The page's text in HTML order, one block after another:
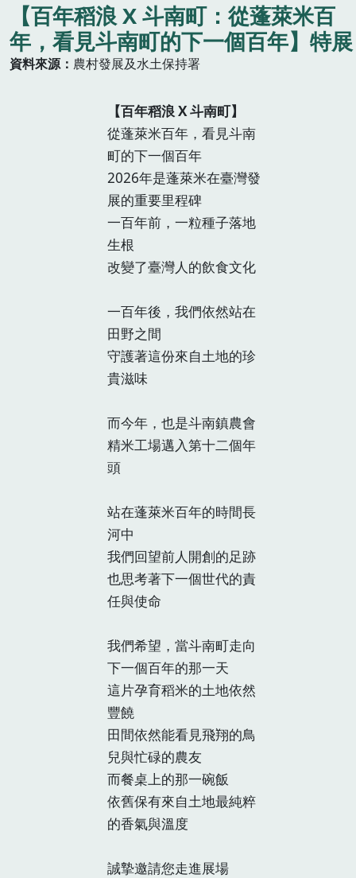
【百年​稻浪 X 斗南町：從蓬萊​米百
年，​看見​斗​南町​的​下一​個百年】特展
資料來源 農村發展及水土保持署
【百年稻浪 X 斗南町】
從蓬萊米百年，看見斗南
町的下一個百年
2026年是蓬萊米在臺灣發
展的重要里程碑
一百年前，一粒種子落地
生根
改變了臺灣人的飲食文化
一百年後，我們依然站在
田野之間
守護著這份來自土地的珍
貴滋味
而今年，也是斗南鎮農會
精米工場邁入第十二個年
頭
站在蓬萊米百年的時間長
河中
我們回望前人開創的足跡
也思考著下一個世代的責
任與使命
我們希望，當斗南町走向
下一個百年的那一天
這片孕育稻米的土地依然
豐饒
田間依然能看見飛翔的鳥
兒與忙碌的農友
而餐桌上的那一碗飯
依舊保有來自土地最純粹
的香氣與溫度
誠摯邀請您走進展場